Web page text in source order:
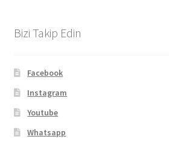
Bizi Takip Edin
Facebook
Instagram
Youtube
Whatsapp